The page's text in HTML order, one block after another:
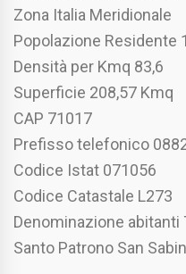
Zona Italia Meridionale
Popolazione Residente
Densità per Kmq 83,6
Superficie 208,57 Kmq
CAP 71017
Prefisso telefonico
Codice Istat 071056
Codice Catastale L273
Denominazione abitanti
Santo Patrono San